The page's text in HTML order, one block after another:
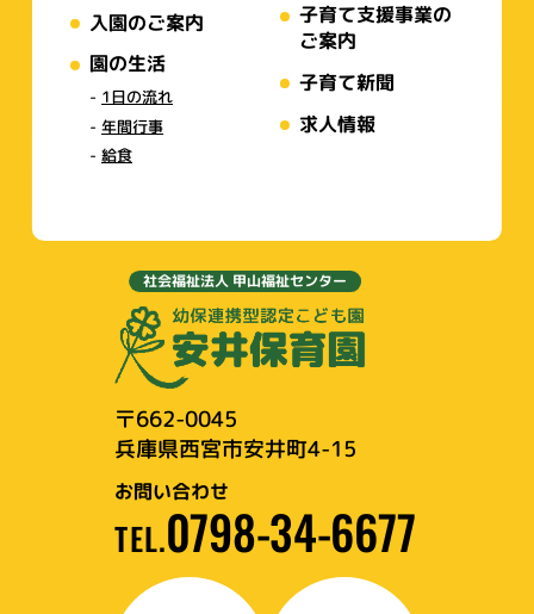
入園のご案内
園の生活
1日の流れ
年間行事
給食
子育て支援事業の
ご案内
子育て新聞
求人情報
社会福祉法人 甲山福祉センター
〒662-0045
兵庫県西宮市安井町4-15
お問い合わせ
TEL.0798-34-6677